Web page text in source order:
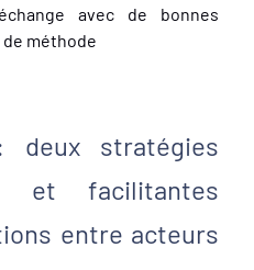
avec de bonnes
méthode
deux stratégies
et facilitantes
entre acteurs